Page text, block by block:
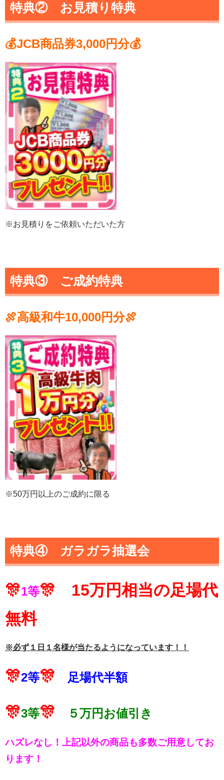
特典② お見積り特典
💰JCB商品券3,000円分💰
※お見積りをご依頼いただいた方
特典③ ご成約特典
🍖高級和牛10,000円分🍖
※50万円以上のご成約に限る
特典④ ガラガラ抽選会
🎊1等🎊 15万円相当の足場代
無料
※必ず１日１名様が当たるようになっています！！
🎊2等🎊 足場代半額
🎊3等🎊 ５万円お値引き
ハズレなし！上記以外の商品も多数ご用意してお
ります！